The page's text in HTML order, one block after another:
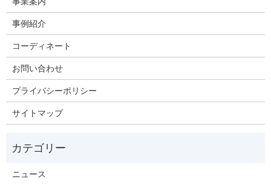
事例紹介
コーディネート
お問い合わせ
プライバシーポリシー
サイトマップ
ニュース